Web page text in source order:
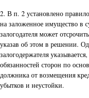
2. В п. 2 установлено
на заложенное имущество в
залогодателя может
указав об этом в решении.
залогодержателя
обязанностей сторон по
должника от возмещения
убытков и неустойки.